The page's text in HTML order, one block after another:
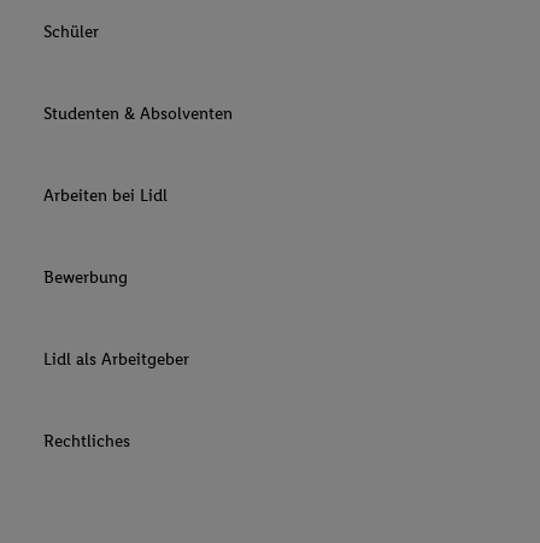
Schüler
Studenten & Absolventen
Arbeiten bei Lidl
Bewerbung
Lidl als Arbeitgeber
Rechtliches